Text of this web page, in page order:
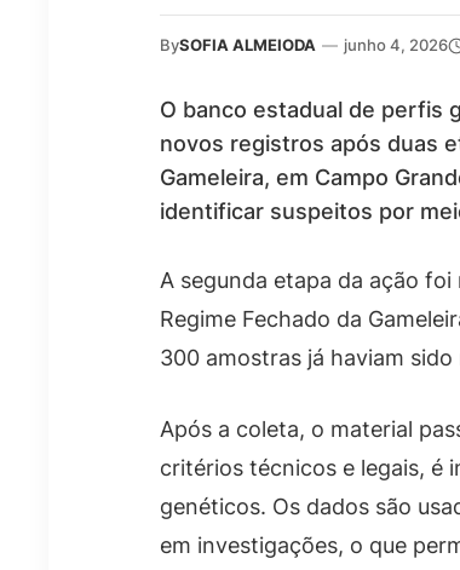
BySOFIA ALMEIODA — junho 4, 2026
O banco estadual de perfis
novos registros após duas
Gameleira, em Campo
identificar suspeitos por
A segunda etapa da ação
Regime Fechado da
300 amostras já haviam
Após a coleta, o material
critérios técnicos e legais, é
genéticos. Os dados são
em investigações, o que